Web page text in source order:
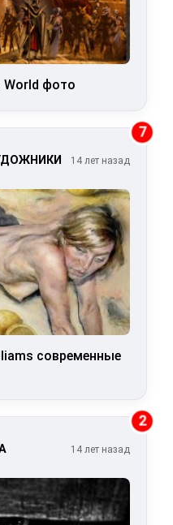
World фото
7
14 лет назад
современные
2
14 лет назад